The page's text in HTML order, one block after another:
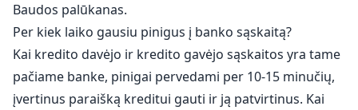
Baudos palūkanas.
Per kiek laiko gausiu pinigus į banko sąskaitą?
Kai kredito davėjo ir kredito gavėjo sąskaitos yra tame
pačiame banke, pinigai pervedami per 10-15 minučių,
įvertinus paraišką kreditui gauti ir ją patvirtinus. Kai